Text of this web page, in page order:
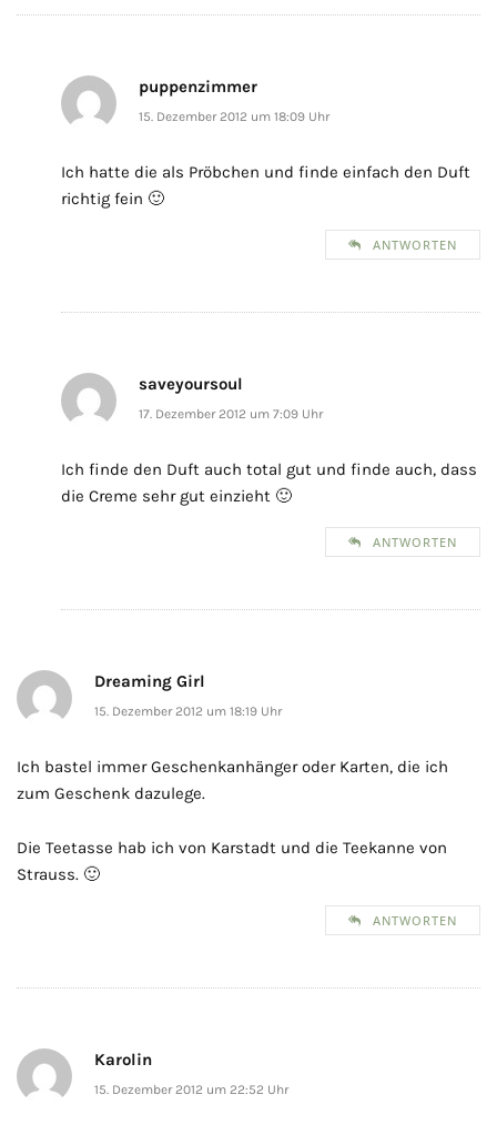
puppenzimmer
15. Dezember 2012 um 18:09 Uhr
Ich hatte die als Pröbchen und finde einfach den Duft
richtig fein 🙂
ANTWORTEN
saveyoursoul
17. Dezember 2012 um 7:09 Uhr
Ich finde den Duft auch total gut und finde auch, dass
die Creme sehr gut einzieht 🙂
ANTWORTEN
Dreaming Girl
15. Dezember 2012 um 18:19 Uhr
Ich bastel immer Geschenkanhänger oder Karten, die ich
zum Geschenk dazulege.
Die Teetasse hab ich von Karstadt und die Teekanne von
Strauss. 🙂
ANTWORTEN
Karolin
15. Dezember 2012 um 22:52 Uhr